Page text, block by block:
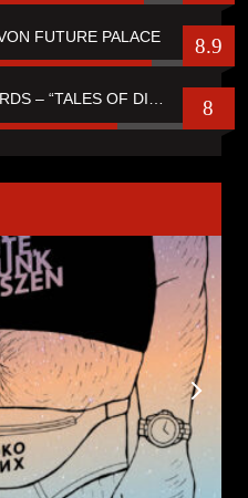
FUTURE PALACE 8.9
REVIEW: CRUSADE OF BARDS – “TALES OF DISTANT WORLDS“ 8